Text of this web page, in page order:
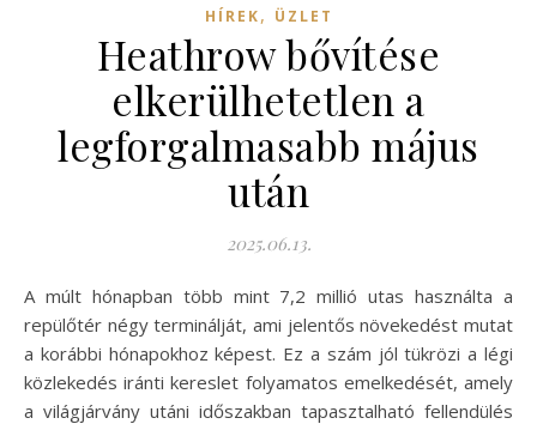
HÍREK, ÜZLET
Heathrow bővítése
elkerülhetetlen a
legforgalmasabb május
után
2025.06.13.
A múlt hónapban több mint 7,2 millió utas használta a
repülőtér négy terminálját, ami jelentős növekedést mutat
a korábbi hónapokhoz képest. Ez a szám jól tükrözi a légi
közlekedés iránti kereslet folyamatos emelkedését, amely
a világjárvány utáni időszakban tapasztalható fellendülés